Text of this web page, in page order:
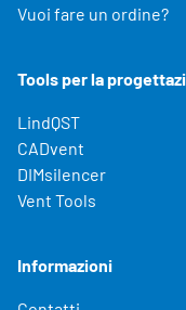
Vuoi fare un ordine?
Tools per la
LindQST
CADvent
DIMsilencer
Vent Tools
Informazioni